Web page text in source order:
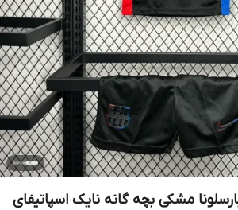
مشکی بچه گانه نایک اسپاتیفای